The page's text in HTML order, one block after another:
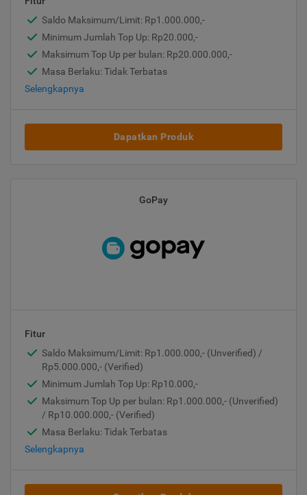
Saldo Maksimum/Limit: Rp1.000.000,-
Minimum Jumlah Top Up: Rp20.000,-
Maksimum Top Up per bulan: Rp20.000.000,-
Masa Berlaku: Tidak Terbatas
Selengkapnya
Dapatkan Produk
GoPay
Fitur
Saldo Maksimum/Limit: Rp1.000.000,- (Unverified) /
Rp5.000.000,- (Verified)
Minimum Jumlah Top Up: Rp10.000,-
Maksimum Top Up per bulan: Rp1.000.000,- (Unverified)
/ Rp10.000.000,- (Verified)
Masa Berlaku: Tidak Terbatas
Selengkapnya